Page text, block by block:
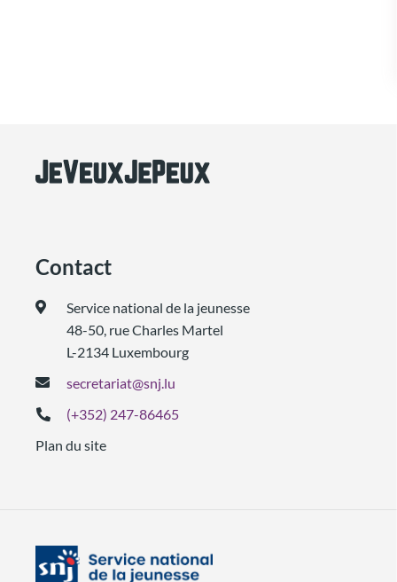
Contact
Service national de la jeunesse
48-50, rue Charles Martel
L-2134 Luxembourg
secretariat@snj.lu
(+352) 247-86465
Plan du site